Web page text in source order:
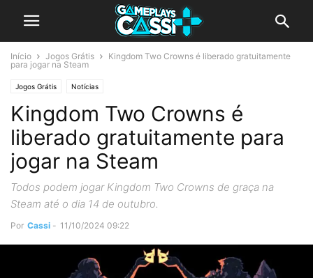
Início Jogos Grátis
Kingdom Two Crowns é liberado gratuitamente
para jogar na Steam
Jogos Grátis Notícias
Kingdom Two Crowns é
liberado gratuitamente para
jogar na Steam
Todos podem jogar Kingdom Two Crowns de graça na
Steam até o dia 14 de outubro.
Por Cassi - 11/10/2024 09:22